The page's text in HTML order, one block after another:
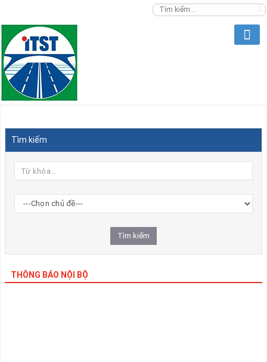
Tìm kiếm
THÔNG BÁO NỘI BỘ